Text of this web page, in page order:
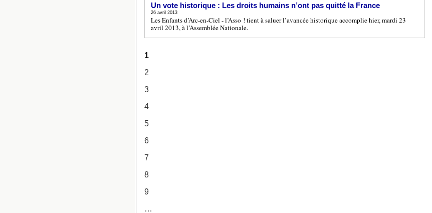
Un vote historique : Les droits humains n’ont pas quitté la France
26 avril 2013
Les Enfants d’Arc-en-Ciel - l’Asso ! tient à saluer l’avancée historique accomplie hier, mardi 23
avril 2013, à l’Assemblée Nationale.
1
2
3
4
5
6
7
8
9
…